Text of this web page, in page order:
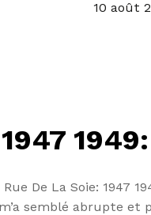
10 août
De La Soie: 1947
semblé abrupte